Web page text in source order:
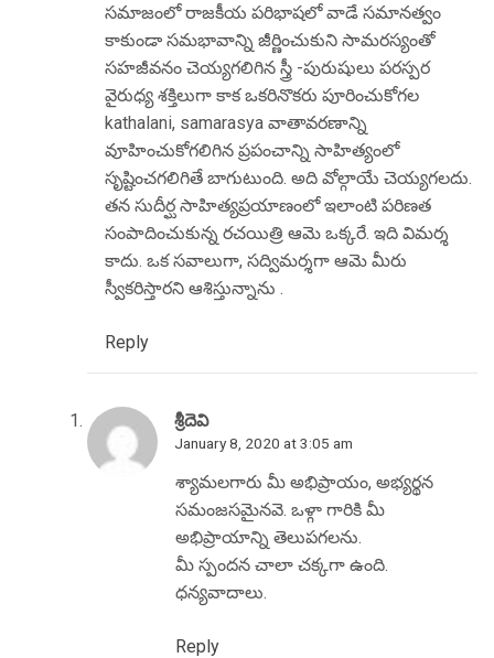
సమాజంలో రాజకీయ పరిభాషలో వాడే సమానత్వం
కాకుండా సమభావాన్ని జీర్ణించుకుని సామరస్యంతో
సహజీవనం చెయ్యగలిగిన స్త్రీ -పురుషులు పరస్పర
వైరుధ్య శక్తిలుగా కాక ఒకరినొకరు పూరించుకోగల
kathalani, samarasya వాతావరణాన్ని
వూహించుకోగలిగిన ప్రపంచాన్ని సాహిత్యంలో
సృష్టించగలిగితే బాగుటుంది. అది వోల్గాయే చెయ్యగలదు.
తన సుదీర్ఘ సాహిత్యప్రయాణంలో ఇలాంటి పరిణత
సంపాదించుకున్న రచయిత్రి ఆమె ఒక్కరే. ఇది విమర్శ
కాదు. ఒక సవాలుగా, సద్విమర్శగా ఆమె మీరు
స్వీకరిస్తారని ఆశిస్తున్నాను .
Reply
శ్రీదెవి
January 8, 2020 at 3:05 am
శ్యామలగారు మీ అభిప్రాయం, అభ్యర్థన
సమంజసమైనవె. ఒళ్గా గారికి మీ
అభిప్రాయాన్ని తెలుపగలను.
మీ స్పందన చాలా చక్కగా ఉంది.
ధన్యవాదాలు.
Reply